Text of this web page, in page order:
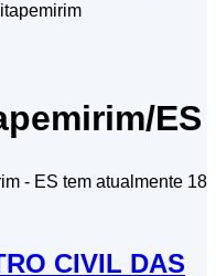
ES
- ES tem atualmente 18
CIVIL DAS